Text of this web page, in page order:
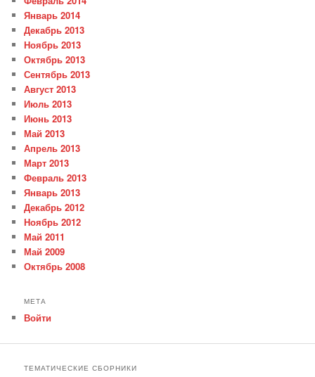
Январь 2014
Декабрь 2013
Ноябрь 2013
Октябрь 2013
Сентябрь 2013
Август 2013
Июль 2013
Июнь 2013
Май 2013
Апрель 2013
Март 2013
Февраль 2013
Январь 2013
Декабрь 2012
Ноябрь 2012
Май 2011
Май 2009
Октябрь 2008
МЕТА
Войти
ТЕМАТИЧЕСКИЕ СБОРНИКИ